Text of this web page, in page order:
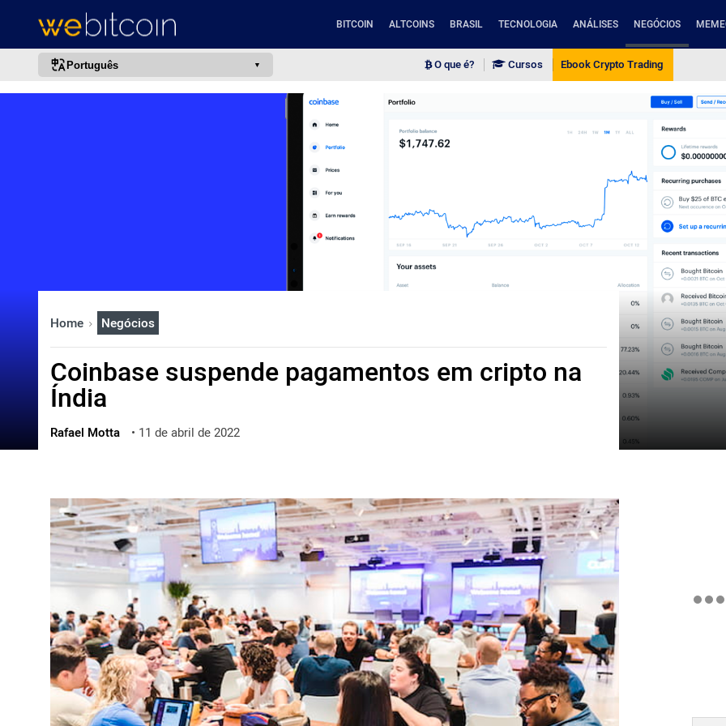
BITCOIN ALTCOINS BRASIL TECNOLOGIA ANÁLISES NEGÓCIOS
Português
한국어
العربية
ไทย
ქართული
O que é? Cursos Ebook Crypto Trading
Home Negócios
Coinbase suspende pagamentos em cripto na
Índia
Rafael Motta • 11 de abril de 2022